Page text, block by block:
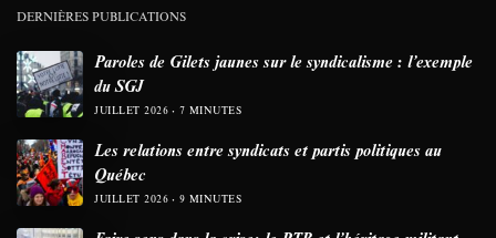
DERNIÈRES PUBLICATIONS
Paroles de Gilets jaunes sur le syndicalisme : l’exemple
du SGJ
JUILLET 2026 7 MINUTES
Les relations entre syndicats et partis politiques au
Québec
JUILLET 2026 9 MINUTES